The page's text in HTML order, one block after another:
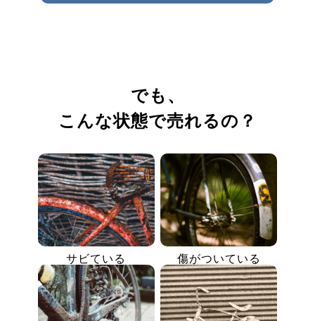
でも、
こんな状態で売れるの？
サビている 傷がついている